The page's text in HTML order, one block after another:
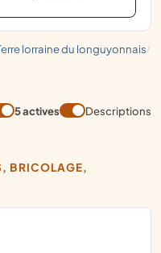
terre lorraine du longuyonnais/
5 actives
Descriptions